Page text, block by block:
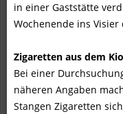
in einer Gaststätte
Wochenende ins
Zigaretten aus dem
Bei einer
näheren Angaben
Stangen Zigaretten